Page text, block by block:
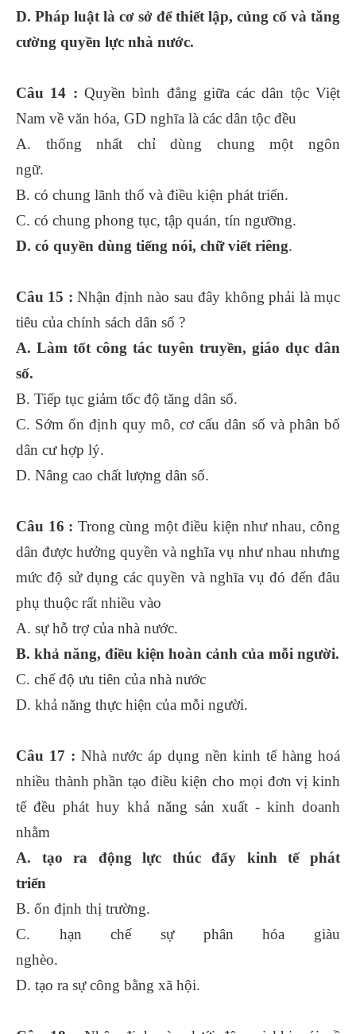
D. Pháp luật là cơ sở để thiết lập, củng cố và tăng
cường quyền lực nhà nước.
Câu 14 : Quyền bình đẳng giữa các dân tộc Việt
Nam về văn hóa, GD nghĩa là các dân tộc đều
A. thống nhất chỉ dùng chung một ngôn
ngữ.
B. có chung lãnh thổ và điều kiện phát triển.
C. có chung phong tục, tập quán, tín ngưỡng.
D. có quyền dùng tiếng nói, chữ viết riêng.
Câu 15 : Nhận định nào sau đây không phải là mục
tiêu của chính sách dân số ?
A. Làm tốt công tác tuyên truyền, giáo dục dân
số.
B. Tiếp tục giảm tốc độ tăng dân số.
C. Sớm ổn định quy mô, cơ cấu dân số và phân bố
dân cư hợp lý.
D. Nâng cao chất lượng dân số.
Câu 16 : Trong cùng một điều kiện như nhau, công
dân được hưởng quyền và nghĩa vụ như nhau nhưng
mức độ sử dụng các quyền và nghĩa vụ đó đến đâu
phụ thuộc rất nhiều vào
A. sự hỗ trợ của nhà nước.
B. khả năng, điều kiện hoàn cảnh của mỗi người.
C. chế độ ưu tiên của nhà nước
D. khả năng thực hiện của mỗi người.
Câu 17 : Nhà nước áp dụng nền kinh tế hàng hoá
nhiều thành phần tạo điều kiện cho mọi đơn vị kinh
tế đều phát huy khả năng sản xuất - kinh doanh
nhằm
A. tạo ra động lực thúc đẩy kinh tế phát
triển
B. ổn định thị trường.
C. hạn chế sự phân hóa giàu
nghèo.
D. tạo ra sự công bằng xã hội.